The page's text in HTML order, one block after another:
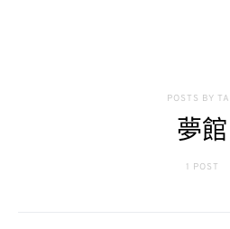
POSTS BY
夢館
1 POST